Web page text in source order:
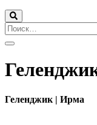
Найти:
Геленджик | Ирма